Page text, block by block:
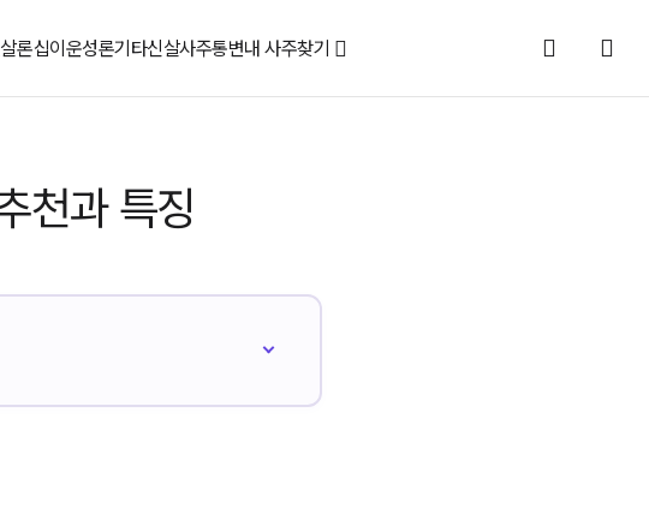
론십이운성론기타신살사주통변내 사주찾기
천과 특징